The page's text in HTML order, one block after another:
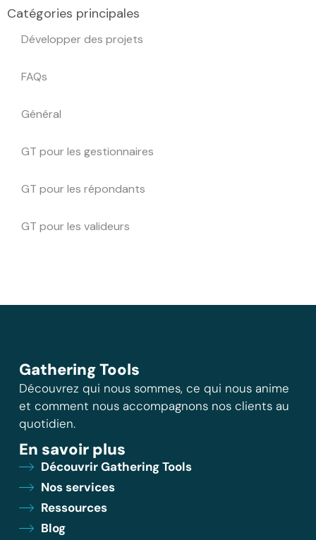
Catégories principales
Développer des projets
FAQs
Général
GT pour les gestionnaires
GT pour les répondants
GT pour les valideurs
Gathering Tools
Découvrez qui nous sommes, ce qui nous anime
et comment nous accompagnons nos clients au
quotidien.
En savoir plus
Découvrir Gathering Tools
Nos services
Ressources
Blog